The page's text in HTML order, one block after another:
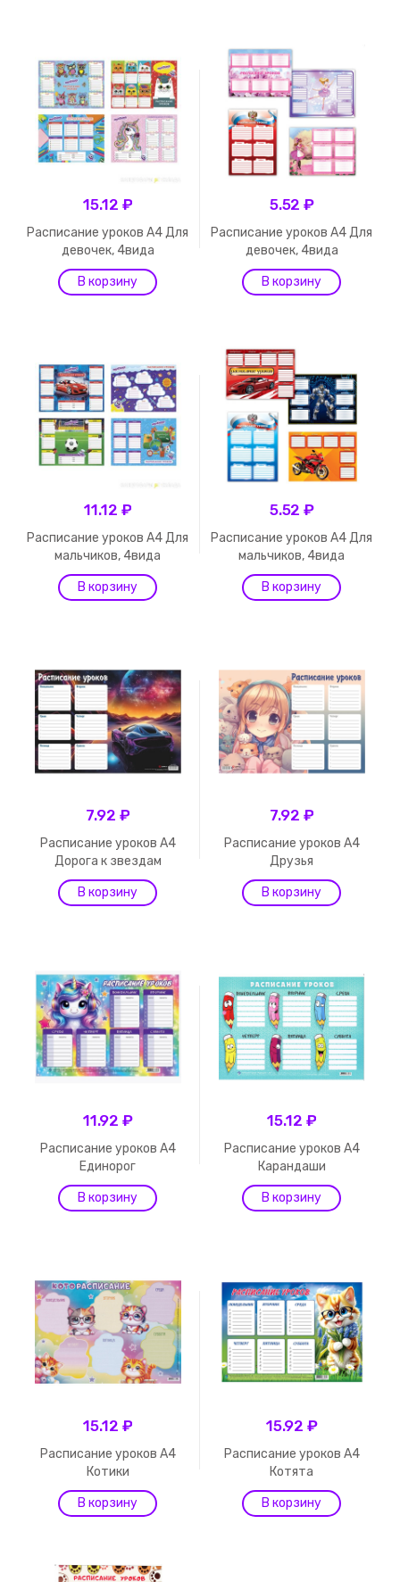
15.12 ₽
Расписание уроков А4 Для
девочек, 4вида
5.52 ₽
Расписание уроков А4 Для
девочек, 4вида
11.12 ₽
Расписание уроков А4 Для
мальчиков, 4вида
5.52 ₽
Расписание уроков А4 Для
мальчиков, 4вида
7.92 ₽
Расписание уроков А4
Дорога к звездам
7.92 ₽
Расписание уроков А4
Друзья
11.92 ₽
Расписание уроков А4
Единорог
15.12 ₽
Расписание уроков А4
Карандаши
15.12 ₽
Расписание уроков А4
Котики
15.92 ₽
Расписание уроков А4
Котята